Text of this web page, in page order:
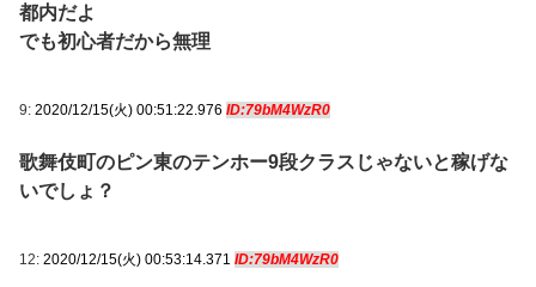
都内だよ
でも初心者だから無理
9: 2020/12/15(火) 00:51:22.976 ID:79bM4WzR0
歌舞伎町のピン東のテンホー9段クラスじゃないと稼げな
いでしょ？
12: 2020/12/15(火) 00:53:14.371 ID:79bM4WzR0